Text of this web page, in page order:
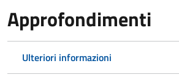
Approfondimenti
Ulteriori informazioni